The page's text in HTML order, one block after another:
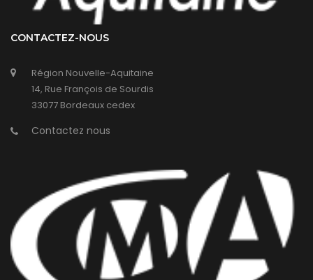
CONTACTEZ-NOUS
Région Nouvelle-Aquitaine
14, Rue François de Sourdis
33077 Bordeaux cedex
Contactez nous